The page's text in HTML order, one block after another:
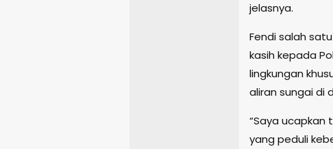
jelasnya.
Fendi salah
kasih kepada
lingkungan
aliran sungai di
“Saya ucapkan
yang peduli